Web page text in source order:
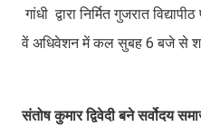
गांधी द्वारा निर्मित गुजरात
वें अधिवेशन में कल सुबह 6 बजे से
संतोष कुमार द्विवेदी बने सर्वोदय